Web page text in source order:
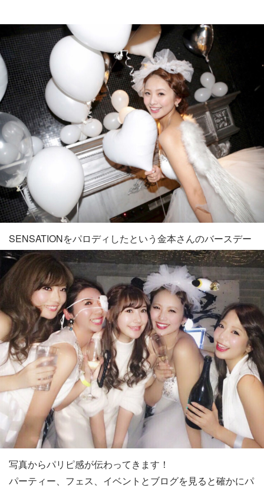
SENSATIONをパロディしたという金本さんのバースデー
写真からパリピ感が伝わってきます！
パーティー、フェス、イベントとブログを見ると確かにパ